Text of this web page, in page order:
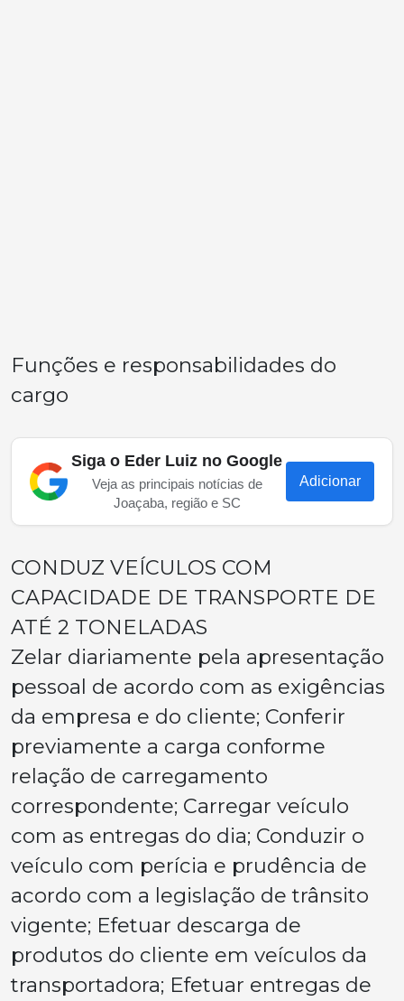
Funções e responsabilidades do
cargo
Siga o Eder Luiz no Google
Veja as principais notícias de
Joaçaba, região e SC
Adicionar
CONDUZ VEÍCULOS COM
CAPACIDADE DE TRANSPORTE DE
ATÉ 2 TONELADAS
Zelar diariamente pela apresentação
pessoal de acordo com as exigências
da empresa e do cliente; Conferir
previamente a carga conforme
relação de carregamento
correspondente; Carregar veículo
com as entregas do dia; Conduzir o
veículo com perícia e prudência de
acordo com a legislação de trânsito
vigente; Efetuar descarga de
produtos do cliente em veículos da
transportadora; Efetuar entregas de